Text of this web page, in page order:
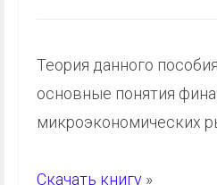
Теория данного
основные понятия
микроэкономических
Скачать книгу »